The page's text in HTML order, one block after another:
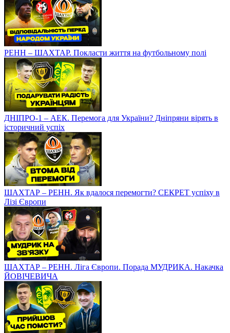
РЕНН – ШАХТАР. Покласти життя на футбольному полі
ДНІПРО-1 – АЕК. Перемога для України? Дніпряни вірять в
історичний успіх
ШАХТАР – РЕНН. Як вдалося перемогти? СЕКРЕТ успіху в
Лізі Європи
ШАХТАР – РЕНН. Ліга Європи. Порада МУДРИКА. Накачка
ЙОВІЧЕВИЧА